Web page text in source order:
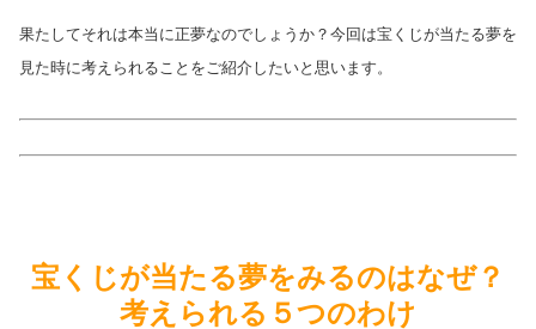
果たしてそれは本当に正夢なのでしょうか？今回は宝くじが当たる夢を
見た時に考えられることをご紹介したいと思います。
宝くじが当たる夢をみるのはなぜ？
考えられる５つのわけ